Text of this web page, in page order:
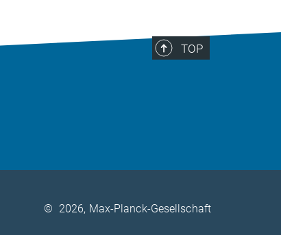
TOP
© 2026, Max-Planck-Gesellschaft